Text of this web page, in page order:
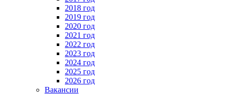
2018 год
2019 год
2020 год
2021 год
2022 год
2023 год
2024 год
2025 год
2026 год
Вакансии